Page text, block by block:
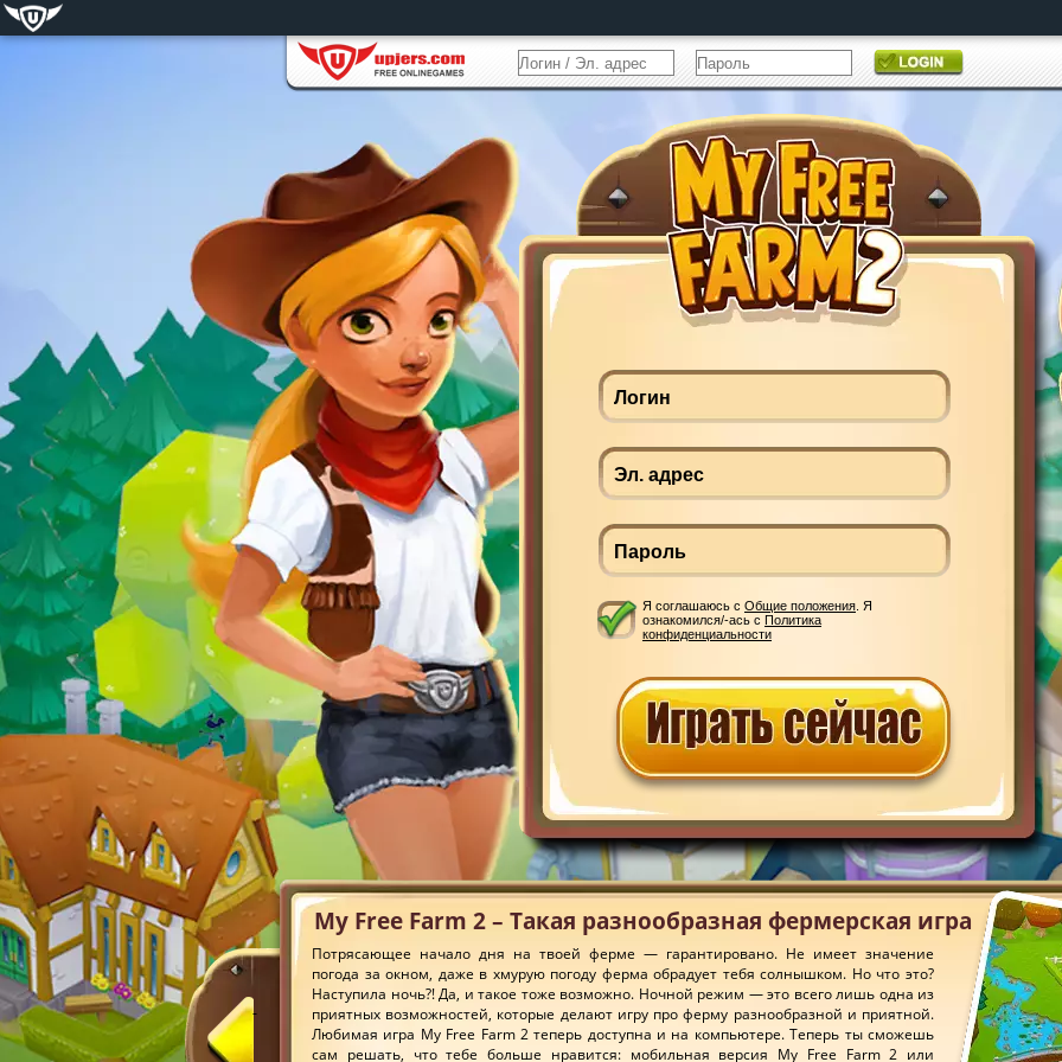
My Free Farm 2 – Такая разнообразная фермерская игра
Потрясающее начало дня на твоей ферме — гарантировано. Не имеет значение
погода за окном, даже в хмурую погоду ферма обрадует тебя солнышком. Но что это?
Наступила ночь?! Да, и такое тоже возможно. Ночной режим — это всего лишь одна из
приятных возможностей, которые делают игру про ферму разнообразной и приятной.
Любимая игра My Free Farm 2 теперь доступна и на компьютере. Теперь ты сможешь
сам решать, что тебе больше нравится: мобильная версия My Free Farm 2 или
Я соглашаюсь с Общие положения . Я
ознакомился/-ась с Политика
конфиденциальности